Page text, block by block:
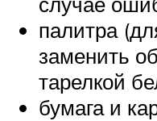
палитра
заменить
тарелкой
бумага и